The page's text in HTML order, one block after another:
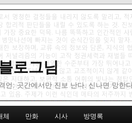
로그님
: 곳간에서만 진보 난다. 신나면 망한
체 만화 시사 방명록